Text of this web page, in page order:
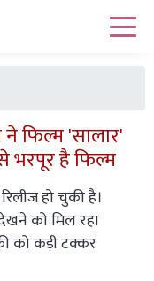
फिल्म 'सालार'
भरपूर है फिल्म
हो चुकी है।
को मिल रहा
को कड़ी टक्कर